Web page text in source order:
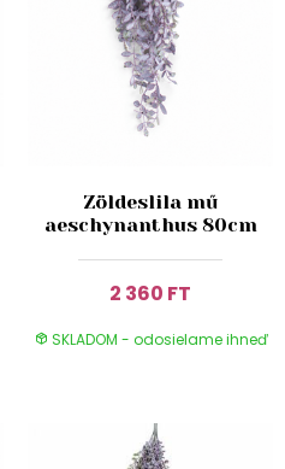
Zöldeslila mű
aeschynanthus 80cm
2 360 FT
SKLADOM - odosielame ihneď